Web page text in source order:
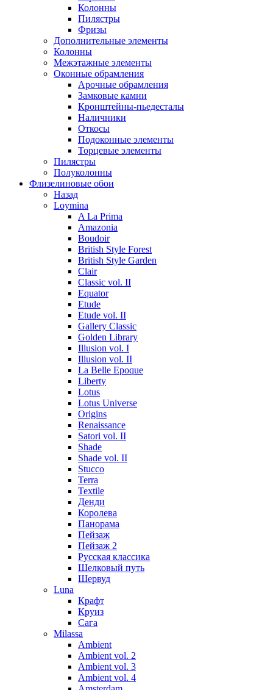
Колонны
Пилястры
Фризы
Дополнительные элементы
Колонны
Межэтажные элементы
Оконные обрамления
Арочные обрамления
Замковые камни
Кронштейны-пьедесталы
Наличники
Откосы
Подоконные элементы
Торцевые элементы
Пилястры
Полуколонны
Флизелиновые обои
Назад
Loymina
A La Prima
Amazonia
Boudoir
British Style Forest
British Style Garden
Clair
Classic vol. II
Equator
Etude
Etude vol. II
Gallery Classic
Golden Library
Illusion vol. I
Illusion vol. II
La Belle Epoque
Liberty
Lotus
Lotus Universe
Origins
Renaissance
Satori vol. II
Shade
Shade vol. II
Stucco
Terra
Textile
Денди
Королева
Панорама
Пейзаж
Пейзаж 2
Русская классика
Шелковый путь
Шервуд
Luna
Крафт
Круиз
Сага
Milassa
Ambient
Ambient vol. 2
Ambient vol. 3
Ambient vol. 4